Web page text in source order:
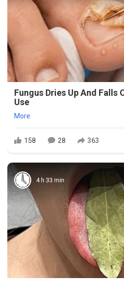
Fungus Dries Up And Falls
Use
More
158 28 363
4 h 33 min